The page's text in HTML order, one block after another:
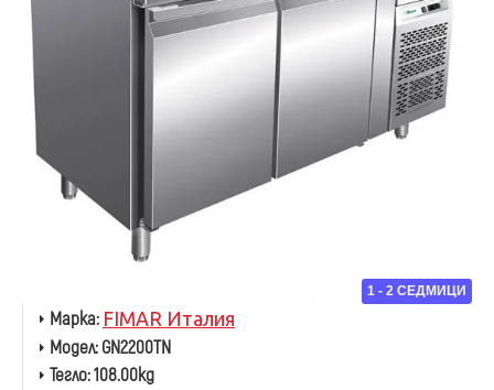
1 - 2 СЕДМИЦИ
Марка: FIMAR Италия
Модел:GN2200TN
Тегло:108.00kg